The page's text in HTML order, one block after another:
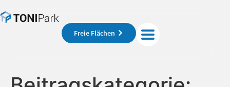
Freie Flächen